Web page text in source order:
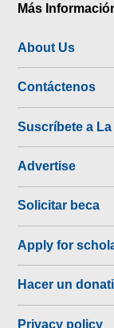
Más
About Us
Contáctenos
Suscríbete a
Advertise
Solicitar beca
Apply for
Hacer un
Privacy policy